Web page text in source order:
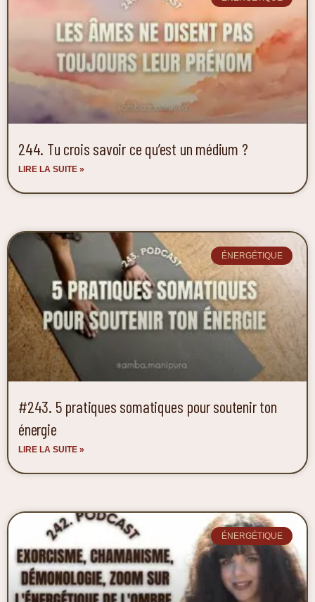
244. Tu crois savoir ce qu’est un médium ?
LIRE LA SUITE »
ÉNERGÉTIQUE
#243. 5 pratiques somatiques pour soutenir ton
énergie
LIRE LA SUITE »
ÉNERGÉTIQUE